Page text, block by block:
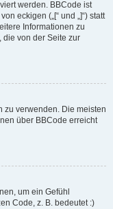
werden. BBCode ist
eckigen („[“ und „]“) statt
Informationen zu
die von der Seite zur
zu verwenden. Die meisten
über BBCode erreicht
um ein Gefühl
Code, z. B. bedeutet :)